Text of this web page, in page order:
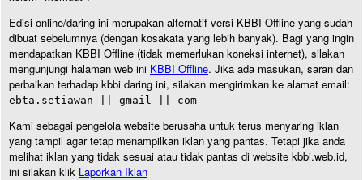
Edisi online/daring ini merupakan alternatif versi KBBI Offline yang sudah
dibuat sebelumnya (dengan kosakata yang lebih banyak). Bagi yang ingin
mendapatkan KBBI Offline (tidak memerlukan koneksi internet), silakan
mengunjungi halaman web ini KBBI Offline. Jika ada masukan, saran dan
perbaikan terhadap kbbi daring ini, silakan mengirimkan ke alamat email:
ebta.setiawan || gmail || com
Kami sebagai pengelola website berusaha untuk terus menyaring iklan
yang tampil agar tetap menampilkan iklan yang pantas. Tetapi jika anda
melihat iklan yang tidak sesuai atau tidak pantas di website kbbi.web.id,
ini silakan klik Laporkan Iklan